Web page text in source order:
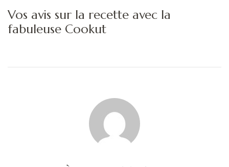
Vos avis sur la recette avec la
fabuleuse Cookut